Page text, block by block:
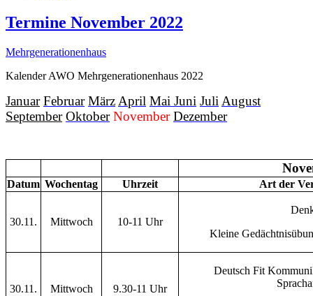
Termine November 2022
Mehrgenerationenhaus
Kalender AWO Mehrgenerationenhaus 2022
Januar Februar MärzApril Mai Juni JuliAugust
September OktoberNovemberDezember
Datum Wochentag Uhrzeit Art der
30.11. Mittwoch 10-11 Uhr
Kleine
30.11. Mittwoch 9.30-11 Uhr
Deutsch Fit